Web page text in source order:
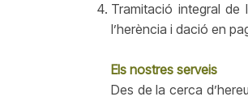
Tramitació integral de
l’herència i dació en
Els nostres serveis
Des de la cerca